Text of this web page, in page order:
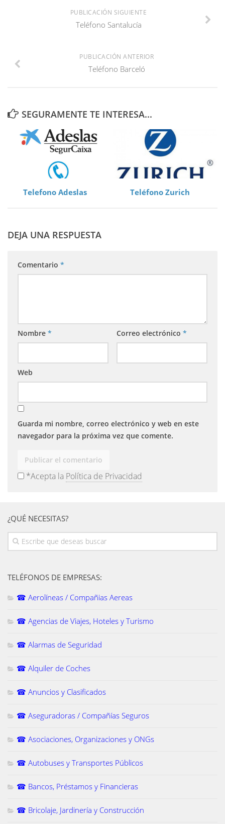
PUBLICACIÓN SIGUIENTE
Teléfono Santalucía
PUBLICACIÓN ANTERIOR
Teléfono Barceló
SEGURAMENTE TE INTERESA...
Telefono Adeslas Teléfono Zurich
DEJA UNA RESPUESTA
Comentario *
Nombre * Correo electrónico *
Web
Guarda mi nombre, correo electrónico y web en este
navegador para la próxima vez que comente.
*Acepta la Política de Privacidad
¿QUÉ NECESITAS?
TELÉFONOS DE EMPRESAS:
☎ Aerolíneas / Compañias Aereas
☎ Agencias de Viajes, Hoteles y Turismo
☎ Alarmas de Seguridad
☎ Alquiler de Coches
☎ Anuncios y Clasificados
☎ Aseguradoras / Compañías Seguros
☎ Asociaciones, Organizaciones y ONGs
☎ Autobuses y Transportes Públicos
☎ Bancos, Préstamos y Financieras
☎ Bricolaje, Jardinería y Construcción